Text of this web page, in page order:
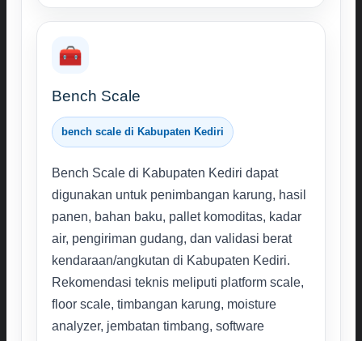
🧰
Bench Scale
bench scale di Kabupaten Kediri
Bench Scale di Kabupaten Kediri dapat
digunakan untuk penimbangan karung, hasil
panen, bahan baku, pallet komoditas, kadar
air, pengiriman gudang, dan validasi berat
kendaraan/angkutan di Kabupaten Kediri.
Rekomendasi teknis meliputi platform scale,
floor scale, timbangan karung, moisture
analyzer, jembatan timbang, software